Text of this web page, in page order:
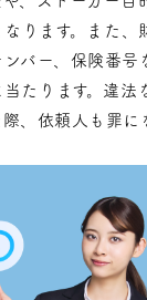
ります。また、
バー、保険番号
たります。違法
、依頼人も罪に